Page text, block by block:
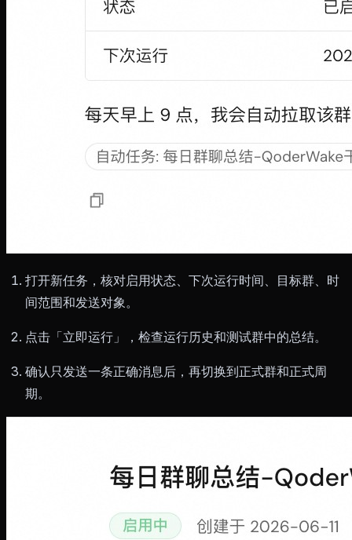
打开新任务，核对启用状态、下次运行时间、目标群、时
间范围和发送对象。
点击「立即运行」，检查运行历史和测试群中的总结。
确认只发送一条正确消息后，再切换到正式群和正式周
期。